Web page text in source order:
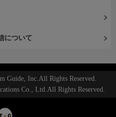
について
Guide, Inc.All Rights Reserved.
Co., Ltd.All Rights Reserved.